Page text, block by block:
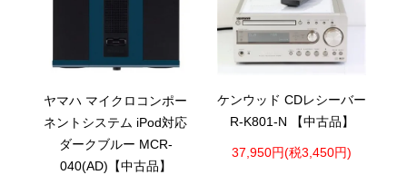
ヤマハ マイクロコンポー
ネントシステム iPod対応
ダークブルー MCR-
040(AD)【中古品】
ケンウッド CDレシーバー
R-K801-N 【中古品】
37,950円(税3,450円)